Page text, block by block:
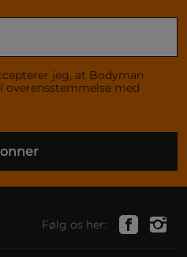
jeg, at Bodyman
med
Følg os her: